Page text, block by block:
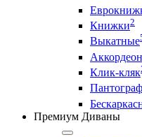
Книжки2
Выкатные
Клик-кляк
Пантограф
Премиум Диваны